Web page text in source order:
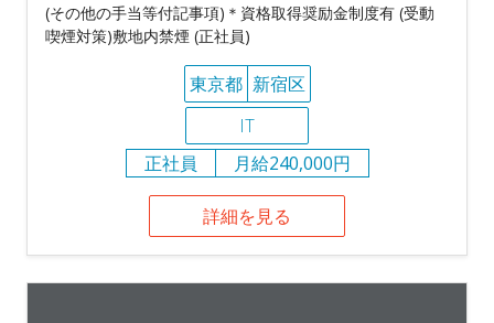
(その他の手当等付記事項)＊資格取得奨励金制度有 (受動
喫煙対策)敷地内禁煙 (正社員)
東京都 新宿区
IT
正社員
月給240,000円
詳細を見る